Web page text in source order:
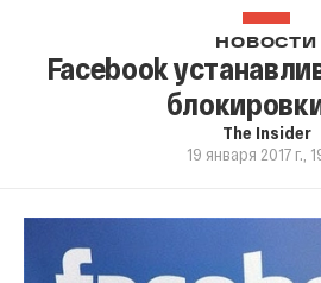
НОВОСТИ
Facebook
The Insider
19 января 2017 г.,